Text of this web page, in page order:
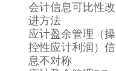
会计信息可比性改
进方法
应计盈余管理（操
控性应计利润）信
息不对称